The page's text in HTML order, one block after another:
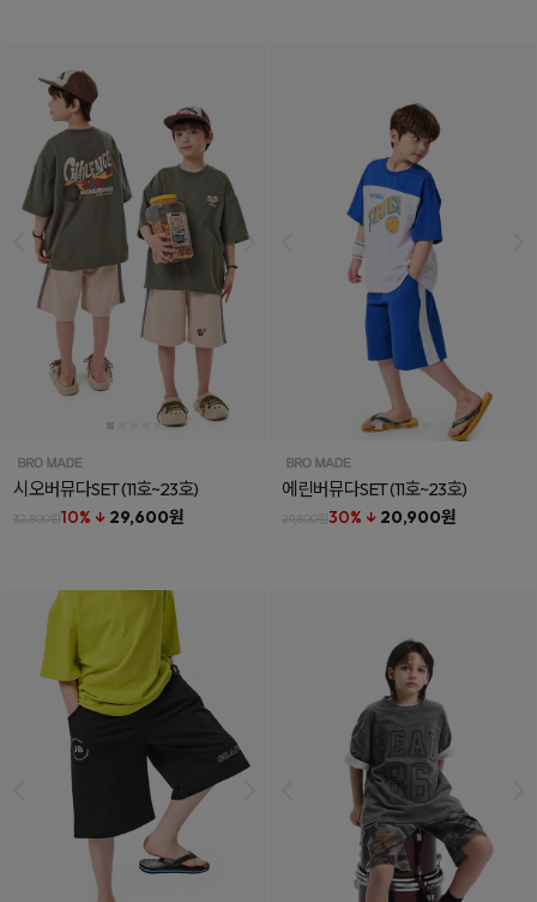
시오버뮤다SET(11호~23호)
32,800원10% ↓ 29,600원
에린버뮤다SET(11호~23호)
29,800원30% ↓ 20,900원